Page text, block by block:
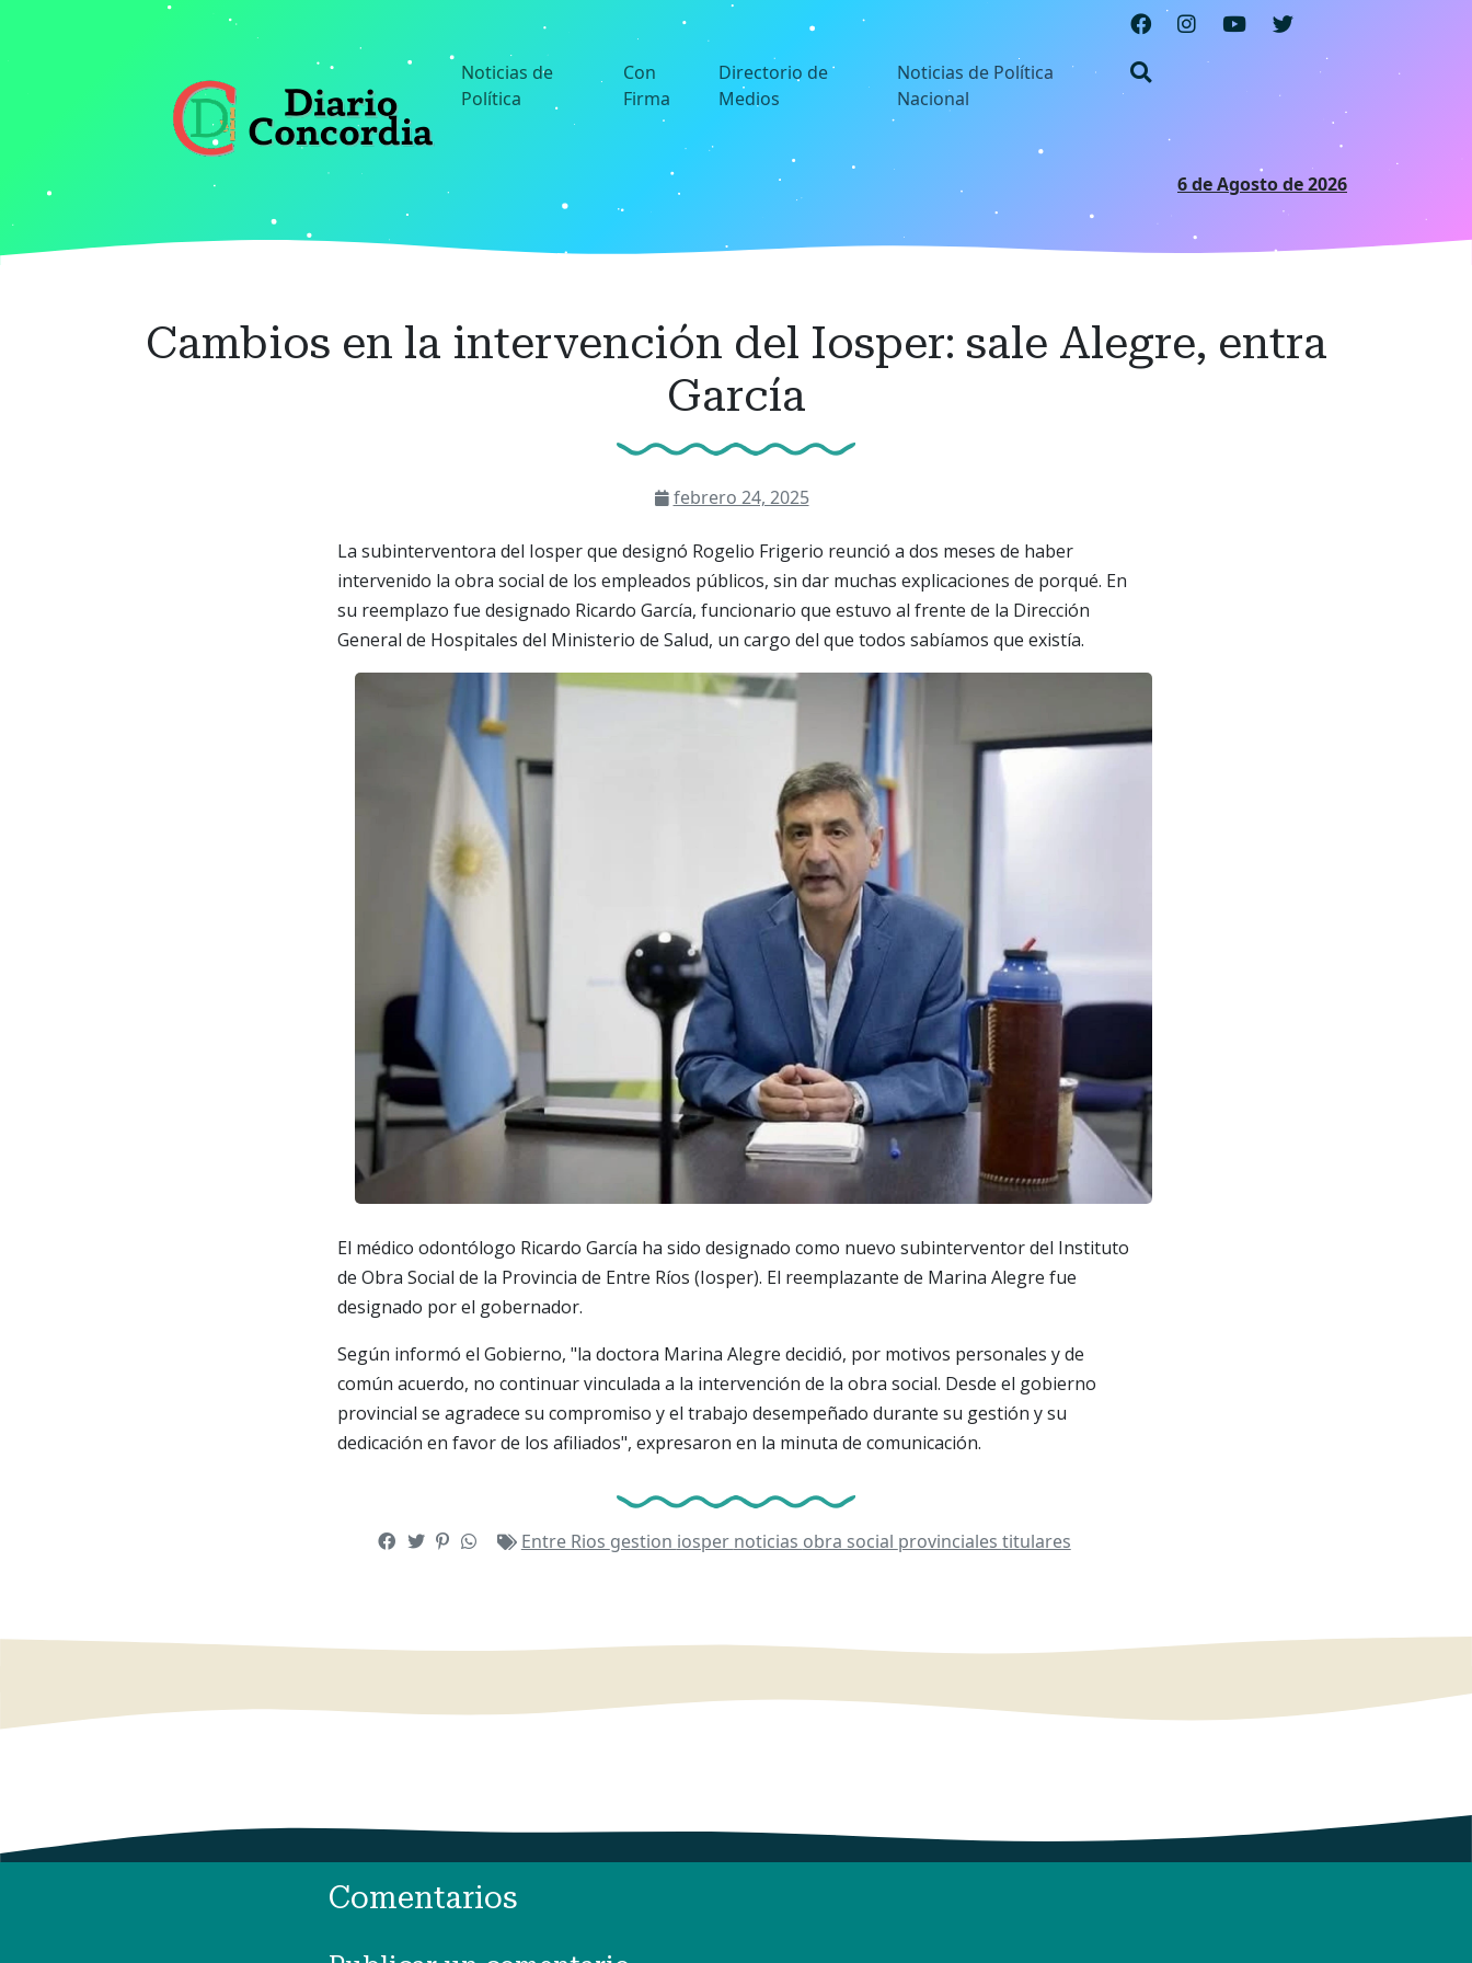
contenido
Noticias de
Política
Con
Firma
Directorio de
Medios
Noticias de Política
Nacional
6 de Agosto de 2026
Cambios en la intervención del Iosper: sale Alegre, entra
García
febrero 24, 2025
La subinterventora del Iosper que designó Rogelio Frigerio reunció a dos meses de haber
intervenido la obra social de los empleados públicos, sin dar muchas explicaciones de porqué. En
su reemplazo fue designado Ricardo García, funcionario que estuvo al frente de la Dirección
General de Hospitales del Ministerio de Salud, un cargo del que todos sabíamos que existía.
El médico odontólogo Ricardo García ha sido designado como nuevo subinterventor del Instituto
de Obra Social de la Provincia de Entre Ríos (Iosper). El reemplazante de Marina Alegre fue
designado por el gobernador.
Según informó el Gobierno, "la doctora Marina Alegre decidió, por motivos personales y de
común acuerdo, no continuar vinculada a la intervención de la obra social. Desde el gobierno
provincial se agradece su compromiso y el trabajo desempeñado durante su gestión y su
dedicación en favor de los afiliados", expresaron en la minuta de comunicación.
Entre Rios gestion iosper noticias obra social provinciales titulares
Comentarios